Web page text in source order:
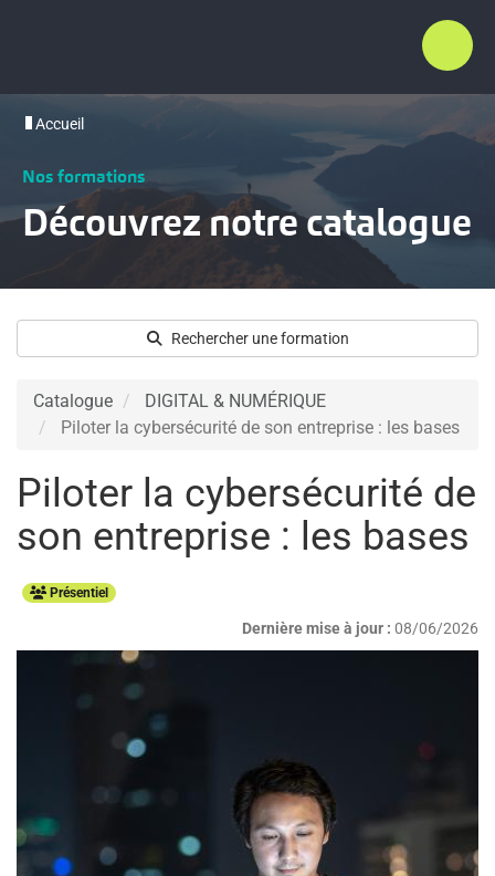
Accueil
Nos formations
Découvrez notre catalogue
Rechercher une formation
Catalogue
DIGITAL & NUMÉRIQUE
Piloter la cybersécurité de son entreprise : les bases
Piloter la cybersécurité de
son entreprise : les bases
Présentiel
Dernière mise à jour : 08/06/2026